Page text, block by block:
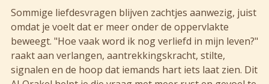
Sommige liefdesvragen blijven zachtjes aanwezig, juist
omdat je voelt dat er meer onder de oppervlakte
beweegt. "Hoe vaak word ik nog verliefd in mijn leven?"
raakt aan verlangen, aantrekkingskracht, stilte,
signalen en de hoop dat iemands hart iets laat zien. Dit